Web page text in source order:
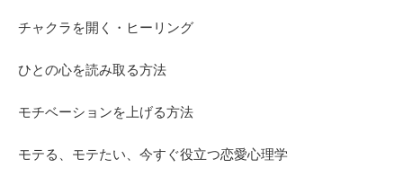
チャクラを開く・ヒーリング
ひとの心を読み取る方法
モチベーションを上げる方法
モテる、モテたい、今すぐ役立つ恋愛心理学